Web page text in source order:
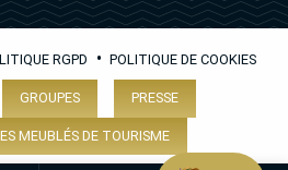
RGPD • POLITIQUE DE COOKIES
GROUPES PRESSE
MEUBLÉS DE TOURISME